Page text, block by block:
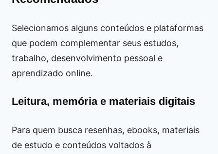
Selecionamos alguns conteúdos e plataformas
que podem complementar seus estudos,
trabalho, desenvolvimento pessoal e
aprendizado online.
Leitura, memória e materiais digitais
Para quem busca resenhas, ebooks, materiais
de estudo e conteúdos voltados à